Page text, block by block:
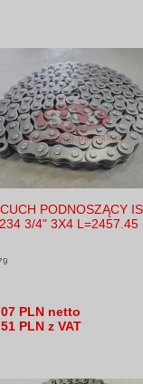
PODNOSZĄCY
3/4" 3X4 L=2457.45
PLN netto
PLN z VAT